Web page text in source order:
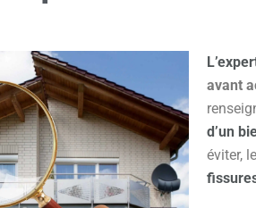
avant
d’un
éviter,